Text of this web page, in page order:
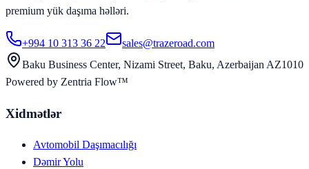
premium yük daşıma həlləri.
+994 10 313 36 22
sales@trazeroad.com
Baku Business Center, Nizami Street, Baku, Azerbaijan AZ1010
Powered by Zentria Flow™
Xidmətlər
Avtomobil Daşımacılığı
Dəmir Yolu